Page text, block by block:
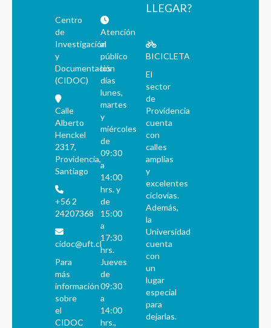
Centro
de
Investigación
y
Documentación
(CIDOC)
Calle
Alberto
Henckel
2317,
Providencia,
Santiago
+56 2
24207368
cidoc@uft.cl
Para
más
información
sobre
el
CIDOC
Atención
al
público
los
días
lunes,
martes
y
miércoles
de
09:30
a
14:00
hrs. y
de
15:00
a
17:30
hrs.
Jueves
de
09:30
a
14:00
hrs.,
LLEGAR?
BICICLETA
El
sector
de
Providencia
cuenta
con
calles
amplias
y
excelentes
ciclovías.
Además,
la
Universidad
cuenta
con
un
lugar
especial
para
dejarlas.